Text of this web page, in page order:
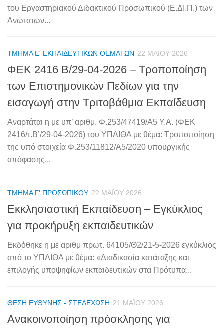
του Εργαστηριακού Διδακτικού Προσωπικού (Ε.ΔΙ.Π.) των
Ανώτατων...
ΤΜΉΜΑ Ε' ΕΚΠΑΙΔΕΥΤΙΚΏΝ ΘΕΜΆΤΩΝ 22 ΜΑΪ́ΟΥ 2026
ΦΕΚ 2416 Β/29-04-2026 – Τροποποίηση
των Επιστημονικών Πεδίων για την
εισαγωγή στην Τριτοβάθμια Εκπαίδευση
Αναρτάται η με υπ’ αριθμ. Φ.253/47419/Α5 Υ.Α. (ΦΕΚ
2416/τ.Β’/29-04-2026) του ΥΠΑΙΘΑ με θέμα: Τροποποίηση
της υπό στοιχεία Φ.253/11812/Α5/2020 υπουργικής
απόφασης...
ΤΜΉΜΑ Γ' ΠΡΟΣΩΠΙΚΟΎ 22 ΜΑΪ́ΟΥ 2026
Εκκλησιαστική Εκπαίδευση – Εγκύκλιος
για προκήρυξη εκπαιδευτικών
Εκδόθηκε η με αριθμ πρωτ. 64105/Θ2/21-5-2026 εγκύκλιος
από το ΥΠΑΙΘΑ με θέμα: «Διαδικασία κατάταξης και
επιλογής υποψηφίων εκπαιδευτικών στα Πρότυπα...
ΘΈΣΗ ΕΥΘΎΝΗΣ - ΣΤΕΛΈΧΩΣΗ 21 ΜΑΪ́ΟΥ 2026
Ανακοινοποίηση πρόσκλησης για